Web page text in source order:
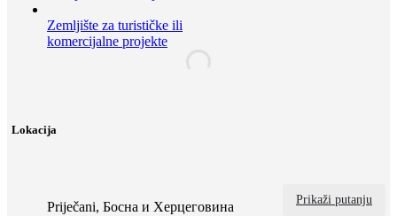
Zemljište za turističke ili
komercijalne projekte
Lokacija
Priječani, Босна и Херцеговина Prikaži putanju